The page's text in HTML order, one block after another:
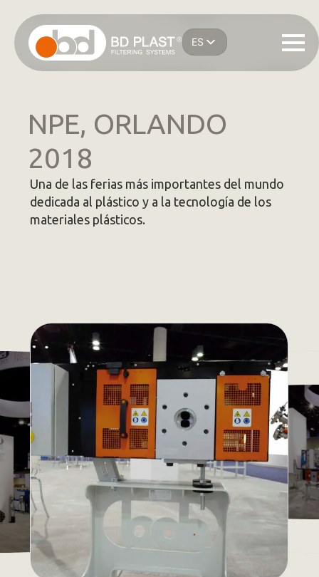
Saltar
al
contenido
principal
ES
EN
NPE, ORLANDO
2018
Una de las ferias más importantes del mundo
dedicada al plástico y a la tecnología de los
materiales plásticos.